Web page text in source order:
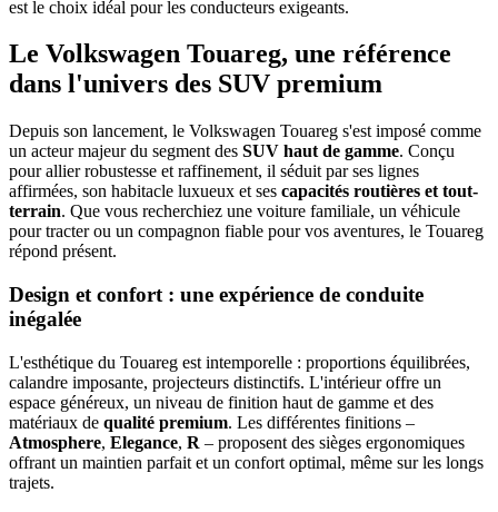
est le choix idéal pour les conducteurs exigeants.
Le Volkswagen Touareg, une référence
dans l'univers des SUV premium
Depuis son lancement, le Volkswagen Touareg s'est imposé comme
un acteur majeur du segment des SUV haut de gamme. Conçu
pour allier robustesse et raffinement, il séduit par ses lignes
affirmées, son habitacle luxueux et ses capacités routières et tout-
terrain. Que vous recherchiez une voiture familiale, un véhicule
pour tracter ou un compagnon fiable pour vos aventures, le Touareg
répond présent.
Design et confort : une expérience de conduite
inégalée
L'esthétique du Touareg est intemporelle : proportions équilibrées,
calandre imposante, projecteurs distinctifs. L'intérieur offre un
espace généreux, un niveau de finition haut de gamme et des
matériaux de qualité premium. Les différentes finitions –
Atmosphere, Elegance, R – proposent des sièges ergonomiques
offrant un maintien parfait et un confort optimal, même sur les longs
trajets.